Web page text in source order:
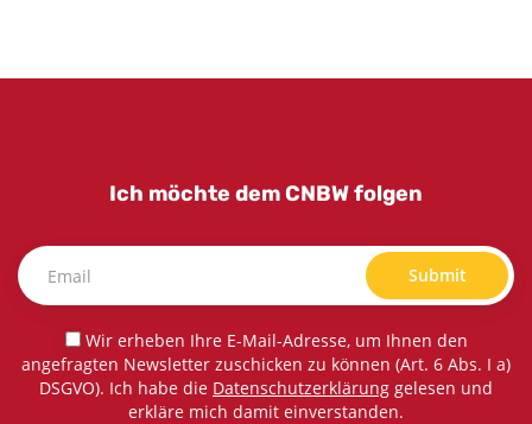
Ich möchte dem CNBW folgen
Submit
Wir erheben Ihre E-Mail-Adresse, um Ihnen den
angefragten Newsletter zuschicken zu können (Art. 6 Abs. I a)
DSGVO). Ich habe die Datenschutzerklärung gelesen und
erkläre mich damit einverstanden.